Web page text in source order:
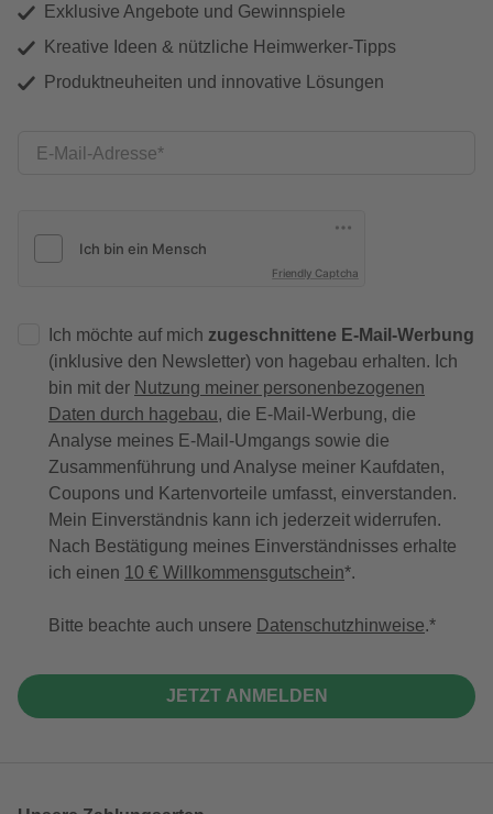
Exklusive Angebote und Gewinnspiele
Kreative Ideen & nützliche Heimwerker-Tipps
Produktneuheiten und innovative Lösungen
E-Mail-Adresse
Friendly Captcha
Ich möchte auf mich zugeschnittene E-Mail-Werbung
(inklusive den Newsletter) von hagebau erhalten. Ich
bin mit der Nutzung meiner personenbezogenen
Daten durch hagebau, die E-Mail-Werbung, die
Analyse meines E-Mail-Umgangs sowie die
Zusammenführung und Analyse meiner Kaufdaten,
Coupons und Kartenvorteile umfasst, einverstanden.
Mein Einverständnis kann ich jederzeit widerrufen.
Nach Bestätigung meines Einverständnisses erhalte
ich einen 10 € Willkommensgutschein*.
Bitte beachte auch unsere Datenschutzhinweise.
JETZT ANMELDEN